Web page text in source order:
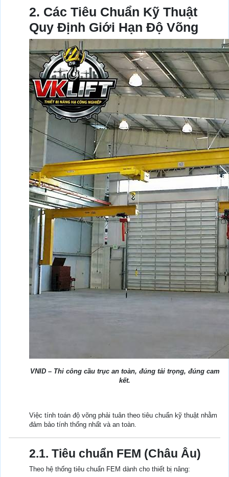
2. Các Tiêu Chuẩn Kỹ Thuật
Quy Định Giới Hạn Độ Võng
VNID – Thi công cầu trục an toàn, đúng tải trọng, đúng cam
kết.
Việc tính toán độ võng phải tuân theo tiêu chuẩn kỹ thuật nhằm
đảm bảo tính thống nhất và an toàn.
2.1. Tiêu chuẩn FEM (Châu Âu)
Theo hệ thống tiêu chuẩn FEM dành cho thiết bị nâng: